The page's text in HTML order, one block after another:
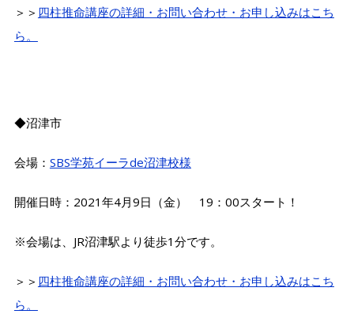
＞＞ 四柱推命講座の詳細・お問い合わせ・お申し込みはこち
ら。
◆沼津市
会場： SBS学苑イーラde沼津校様
開催日時：2021年4月9日（金） 19：00スタート！
※会場は、JR沼津駅より徒歩1分です。
＞＞ 四柱推命講座の詳細・お問い合わせ・お申し込みはこち
ら。